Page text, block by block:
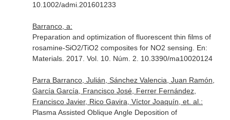
10.1002/admi.201601233
Barranco, a:
Preparation and optimization of fluorescent thin films of
rosamine-SiO2/TiO2 composites for NO2 sensing. En:
Materials. 2017. Vol. 10. Núm. 2. 10.3390/ma10020124
Parra Barranco, Julián, Sánchez Valencia, Juan Ramón,
García García, Francisco José, Ferrer Fernández,
Francisco Javier, Rico Gavira, Víctor Joaquín, et. al.:
Plasma Assisted Oblique Angle Deposition of